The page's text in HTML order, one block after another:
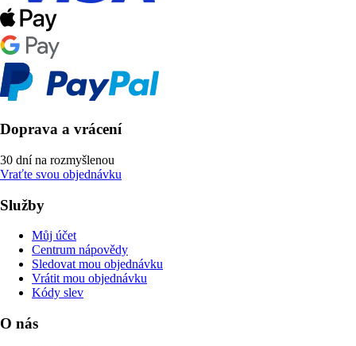
Doprava a vrácení
30 dní na rozmyšlenou
Vraťte svou objednávku
Služby
Můj účet
Centrum nápovědy
Sledovat mou objednávku
Vrátit mou objednávku
Kódy slev
O nás